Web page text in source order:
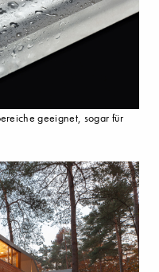
geeignet, sogar für